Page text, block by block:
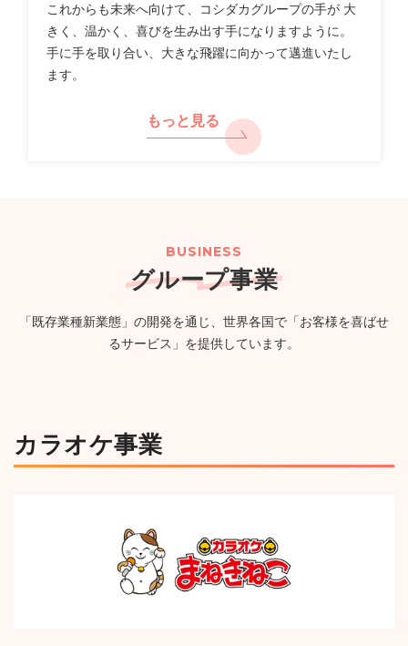
2026年07月10日 決算
2026年8月期 第３四半期決算短信〔日本基準〕(連結)
【カラオケまねきねこ 相模大野駅前店】 8 月 5 日 12:00
グランドオープン!プロ参戦のダーツイベントも開催!
（712KB）
ニュースリリース
【カラオケまねきねこ 古川台町店】7月30日 17:00 グラ
ンドオープン!おかしバーを宮城・大崎市初導入!来店する
これからも未来へ向けて、コシダカグループの手が 大
きく、温かく、喜びを生み出す手になりますように。
手に手を取り合い、大きな飛躍に向かって邁進いたし
ます。
もっと見る
BUSINESS
グループ事業
「既存業種新業態」の開発を通じ、世界各国で「お客様を喜ばせ
るサービス」を提供しています。
カラオケ事業